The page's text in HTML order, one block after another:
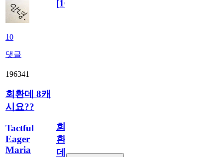
10
댓글
[10
196341
회환데 8캐
시요??
Tactful
Eager
Maria
회
환
데